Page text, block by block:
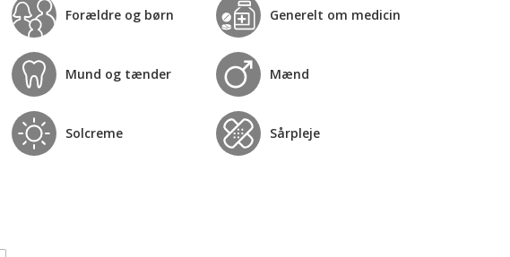
Forældre og børn Generelt om medicin
Mund og tænder Mænd
Solcreme Sårpleje